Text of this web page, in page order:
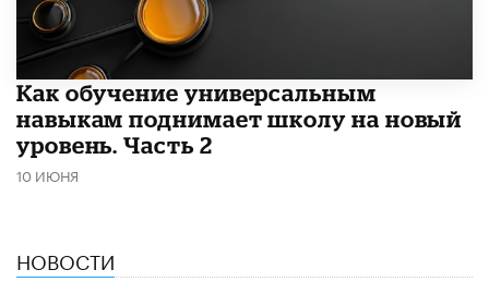
​Как обучение универсальным
навыкам поднимает школу на новый
уровень. Часть 2
10 ИЮНЯ
НОВОСТИ